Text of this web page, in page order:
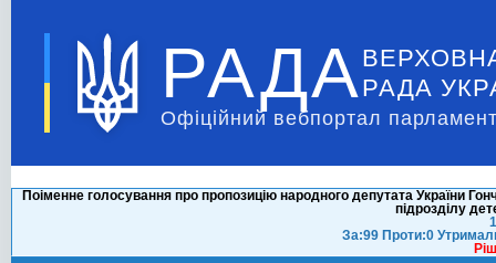
РАДА РАДА
Офіційний вебпортал
Поіменне голосування про пропозицію народного депутата України
підрозділу
За:99 Проти:0